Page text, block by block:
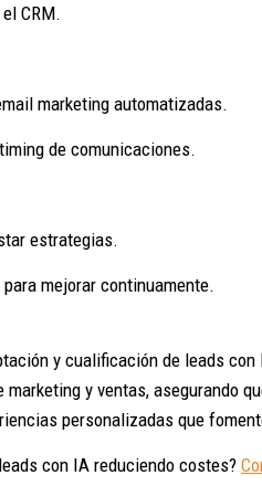
CRM.
marketing automatizadas.
de comunicaciones.
estrategias.
mejorar continuamente.
y cualificación de leads
y ventas, asegurando
personalizadas que
con IA reduciendo costes?